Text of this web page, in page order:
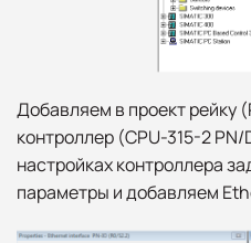
Добавляем в проект рейку
контроллер (CPU-315-2
настройках контроллера
параметры и добавляем